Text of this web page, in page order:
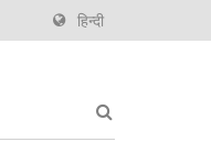
हिन्दी